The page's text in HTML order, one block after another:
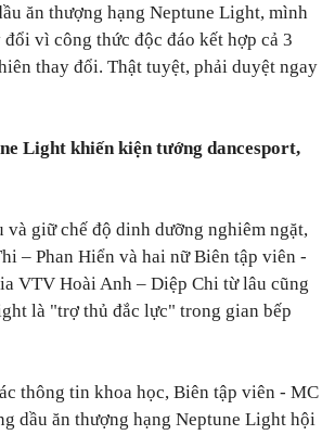
ăn thượng hạng Neptune Light, mình
vì công thức độc đáo kết hợp cả 3
thay đổi. Thật tuyệt, phải duyệt ngay
Light khiến kiện tướng dancesport,
giữ chế độ dinh dưỡng nghiêm ngặt,
– Phan Hiển và hai nữ Biên tập viên -
VTV Hoài Anh – Diệp Chi từ lâu cũng
là "trợ thủ đắc lực" trong gian bếp
thông tin khoa học, Biên tập viên - MC
dầu ăn thượng hạng Neptune Light hội